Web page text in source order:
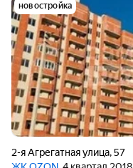
новостройка
2-я Агрегатная улица,57